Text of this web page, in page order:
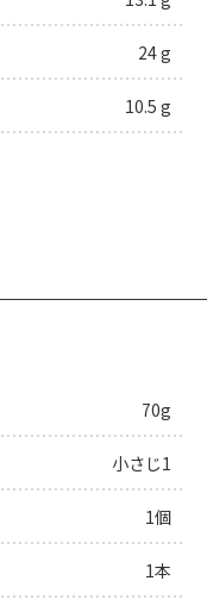
24 g
10.5 g
70g
小さじ1
1個
1本